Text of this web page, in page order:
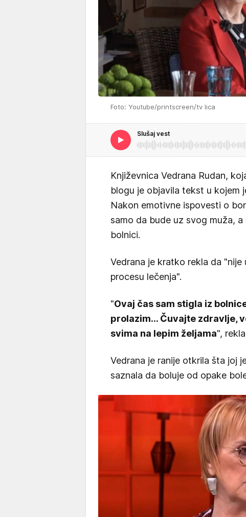
Foto: Youtube/printscreen/tv lica
Slušaj vest
Književnica Vedrana Rudan,
blogu je objavila tekst u kojem
Nakon emotivne ispovesti o
samo da bude uz svog muža,
bolnici.
Vedrana je kratko rekla da
procesu lečenja".
"Ovaj čas sam stigla iz
prolazim... Čuvajte zdravlje,
svima na lepim željama",
Vedrana je ranije otkrila šta joj
saznala da boluje od opake